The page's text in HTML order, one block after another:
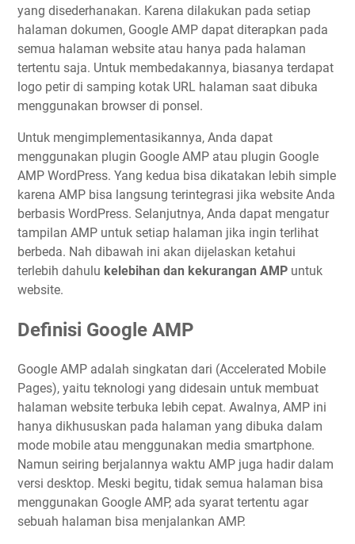
yang disederhanakan. Karena dilakukan pada setiap
halaman dokumen, Google AMP dapat diterapkan pada
semua halaman website atau hanya pada halaman
tertentu saja. Untuk membedakannya, biasanya terdapat
logo petir di samping kotak URL halaman saat dibuka
menggunakan browser di ponsel.
Untuk mengimplementasikannya, Anda dapat
menggunakan plugin Google AMP atau plugin Google
AMP WordPress. Yang kedua bisa dikatakan lebih simple
karena AMP bisa langsung terintegrasi jika website Anda
berbasis WordPress. Selanjutnya, Anda dapat mengatur
tampilan AMP untuk setiap halaman jika ingin terlihat
berbeda. Nah dibawah ini akan dijelaskan ketahui
terlebih dahulu kelebihan dan kekurangan AMP untuk
website.
Definisi Google AMP
Google AMP adalah singkatan dari (Accelerated Mobile
Pages), yaitu teknologi yang didesain untuk membuat
halaman website terbuka lebih cepat. Awalnya, AMP ini
hanya dikhususkan pada halaman yang dibuka dalam
mode mobile atau menggunakan media smartphone.
Namun seiring berjalannya waktu AMP juga hadir dalam
versi desktop. Meski begitu, tidak semua halaman bisa
menggunakan Google AMP, ada syarat tertentu agar
sebuah halaman bisa menjalankan AMP.